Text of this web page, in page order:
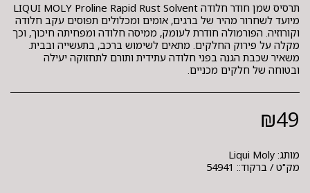
תרסיס שמן חודר חלודה LIQUI MOLY Proline Rapid Rust Solvent
מיועד לשחרור מהיר של ברגים, אומים ומכלולים תפוסים עקב חלודה
וקורוזיה. הפורמולה חודרת לעומק, ממיסה חלודה ומפחיתה חיכוך, וכך
מקלה על פירוק החלקים. מתאים לשימוש ברכב, בתעשייה ובבית.
משאיר שכבת הגנה בפני חלודה עתידית ותורם לתחזוקה יעילה
ובטוחה של חלקים מכניים.
₪49
מותג: Liqui Moly
מק"ט / ברקוד:: 54941